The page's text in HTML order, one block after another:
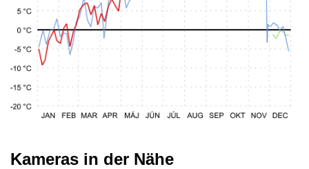
Kameras in der Nähe